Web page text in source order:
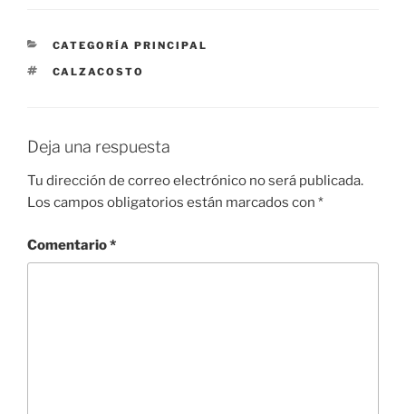
CATEGORÍAS
CATEGORÍA PRINCIPAL
ETIQUETAS
CALZACOSTO
Deja una respuesta
Tu dirección de correo electrónico no será publicada.
Los campos obligatorios están marcados con *
Comentario*